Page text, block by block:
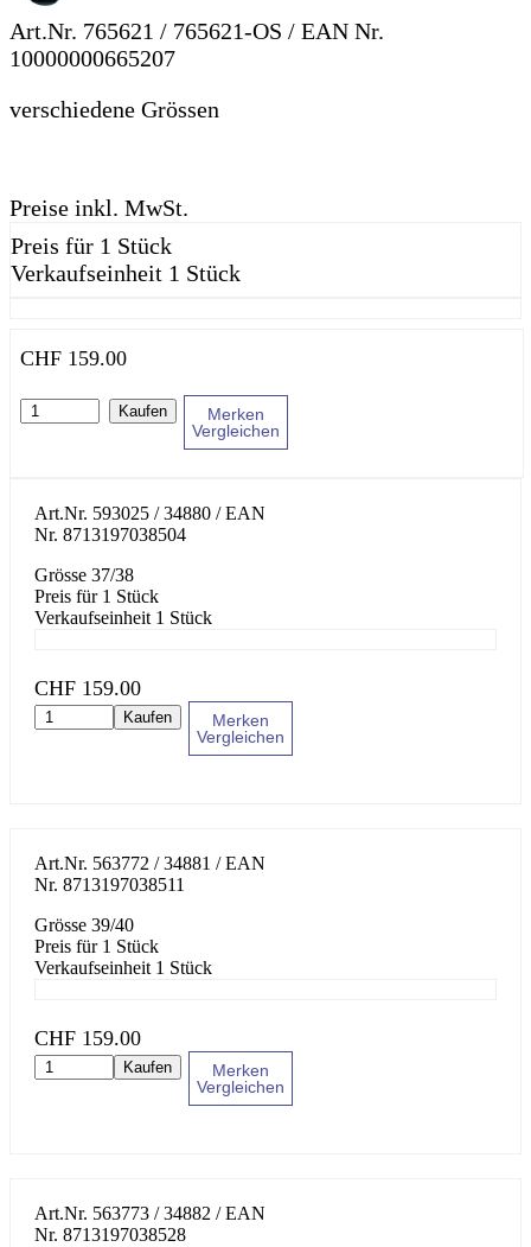
Art.Nr. 765621 / 765621-OS / EAN Nr.
10000000665207
verschiedene Grössen
Preise inkl. MwSt.
Preis für 1 Stück
Verkaufseinheit 1 Stück
CHF 159.00
Kaufen
Merken
Vergleichen
Art.Nr. 593025 / 34880 / EAN
Nr. 8713197038504
Grösse 37/38
Preis für 1 Stück
Verkaufseinheit 1 Stück
CHF 159.00
Kaufen
Merken
Vergleichen
Art.Nr. 563772 / 34881 / EAN
Nr. 8713197038511
Grösse 39/40
Preis für 1 Stück
Verkaufseinheit 1 Stück
CHF 159.00
Kaufen
Merken
Vergleichen
Art.Nr. 563773 / 34882 / EAN
Nr. 8713197038528